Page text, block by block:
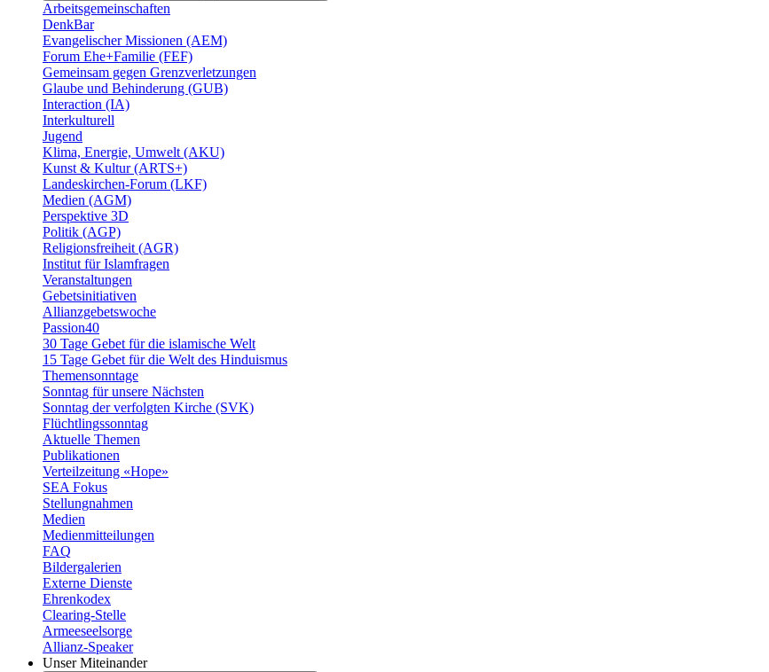
Arbeitsgemeinschaften
DenkBar
Evangelischer Missionen (AEM)
Forum Ehe+Familie (FEF)
Gemeinsam gegen Grenzverletzungen
Glaube und Behinderung (GUB)
Interaction (IA)
Interkulturell
Jugend
Klima, Energie, Umwelt (AKU)
Kunst & Kultur (ARTS+)
Landeskirchen-Forum (LKF)
Medien (AGM)
Perspektive 3D
Politik (AGP)
Religionsfreiheit (AGR)
Institut für Islamfragen
Veranstaltungen
Gebetsinitiativen
Allianzgebetswoche
Passion40
30 Tage Gebet für die islamische Welt
15 Tage Gebet für die Welt des Hinduismus
Themensonntage
Sonntag für unsere Nächsten
Sonntag der verfolgten Kirche (SVK)
Flüchtlingssonntag
Aktuelle Themen
Publikationen
Verteilzeitung «Hope»
SEA Fokus
Stellungnahmen
Medien
Medienmitteilungen
FAQ
Bildergalerien
Externe Dienste
Ehrenkodex
Clearing-Stelle
Armeeseelsorge
Allianz-Speaker
Unser Miteinander